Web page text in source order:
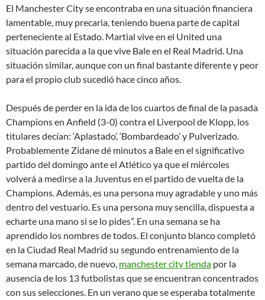
El Manchester City se encontraba en una situación financiera
lamentable, muy precaria, teniendo buena parte de capital
perteneciente al Estado. Martial vive en el United una
situación parecida a la que vive Bale en el Real Madrid. Una
situación similar, aunque con un final bastante diferente y peor
para el propio club sucedió hace cinco años.
Después de perder en la ida de los cuartos de final de la pasada
Champions en Anfield (3-0) contra el Liverpool de Klopp, los
titulares decían: ‘Aplastado’, ‘Bombardeado’ y Pulverizado.
Probablemente Zidane dé minutos a Bale en el significativo
partido del domingo ante el Atlético ya que el miércoles
volverá a medirse a la Juventus en el partido de vuelta de la
Champions. Además, es una persona muy agradable y uno más
dentro del vestuario. Es una persona muy sencilla, dispuesta a
echarte una mano si se lo pides”. En una semana se ha
aprendido los nombres de todos. El conjunto blanco completó
en la Ciudad Real Madrid su segundo entrenamiento de la
semana marcado, de nuevo, manchester city tienda por la
ausencia de los 13 futbolistas que se encuentran concentrados
con sus selecciones. En un verano que se esperaba totalmente